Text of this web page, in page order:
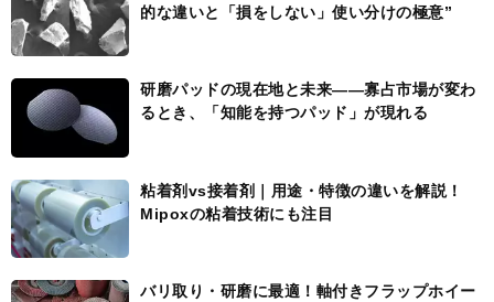
的な違いと「損をしない」使い分けの極意”
研磨パッドの現在地と未来――寡占市場が変わ
るとき、「知能を持つパッド」が現れる
粘着剤vs接着剤｜用途・特徴の違いを解説！
Mipoxの粘着技術にも注目
バリ取り・研磨に最適！軸付きフラップホイー